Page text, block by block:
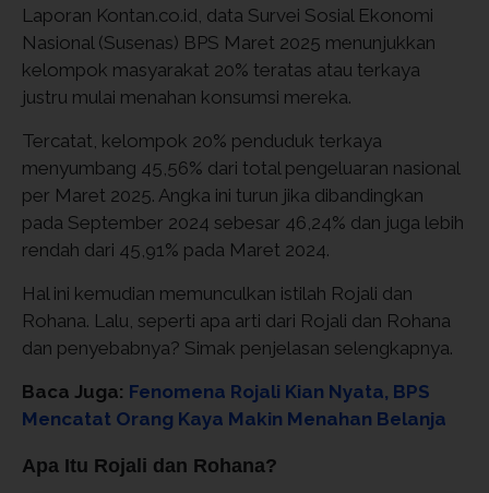
Laporan Kontan.co.id, data Survei Sosial Ekonomi
Nasional (Susenas) BPS Maret 2025 menunjukkan
kelompok masyarakat 20% teratas atau terkaya
justru mulai menahan konsumsi mereka.
Tercatat, kelompok 20% penduduk terkaya
menyumbang 45,56% dari total pengeluaran nasional
per Maret 2025. Angka ini turun jika dibandingkan
pada September 2024 sebesar 46,24% dan juga lebih
rendah dari 45,91% pada Maret 2024.
Hal ini kemudian memunculkan istilah Rojali dan
Rohana. Lalu, seperti apa arti dari Rojali dan Rohana
dan penyebabnya? Simak penjelasan selengkapnya.
Baca Juga: Fenomena Rojali Kian Nyata, BPS
Mencatat Orang Kaya Makin Menahan Belanja
Apa Itu Rojali dan Rohana?